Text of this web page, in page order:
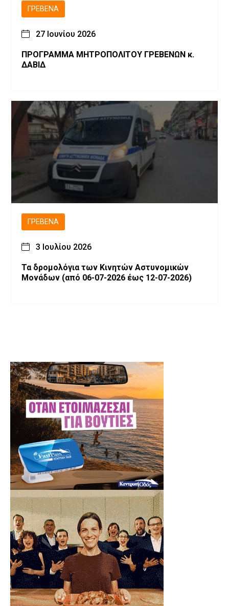
ΓΡΕΒΕΝΆ
27 Ιουνίου 2026
ΠΡΟΓΡΑΜΜΑ ΜΗΤΡΟΠΟΛΙΤΟΥ ΓΡΕΒΕΝΩΝ κ.
ΔΑΒΙΔ
ΓΡΕΒΕΝΆ
3 Ιουλίου 2026
Τα δρομολόγια των Κινητών Αστυνομικών
Μονάδων (από 06-07-2026 έως 12-07-2026)